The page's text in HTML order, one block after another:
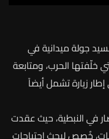
جولةميدانيةفي
خلّفتها الحرب، ومتابعة
إطارزيارةتشملأيضاً
فيالنبطية، حيثعقدت